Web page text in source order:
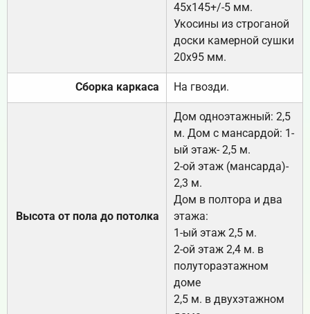
45х145+/-5 мм.
Укосины из строганой
доски камерной сушки
20х95 мм.
Сборка каркаса На гвозди.
Высота от пола до потолка
Дом одноэтажный: 2,5
м. Дом с мансардой: 1-
ый этаж- 2,5 м.
2-ой этаж (мансарда)-
2,3 м.
Дом в полтора и два
этажа:
1-ый этаж 2,5 м.
2-ой этаж 2,4 м. в
полутораэтажном
доме
2,5 м. в двухэтажном